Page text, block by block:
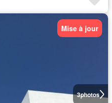
3photos
Mise à jour